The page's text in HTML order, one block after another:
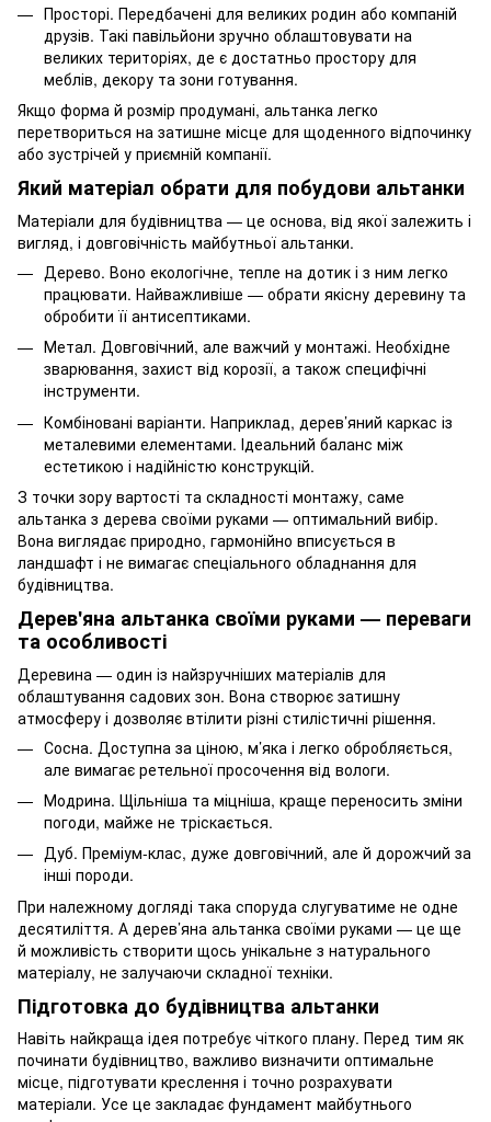
Просторі. Передбачені для великих родин або компаній
друзів. Такі павільйони зручно облаштовувати на
великих територіях, де є достатньо простору для
меблів, декору та зони готування.
Якщо форма й розмір продумані, альтанка легко
перетвориться на затишне місце для щоденного відпочинку
або зустрічей у приємній компанії.
Який матеріал обрати для побудови альтанки
Матеріали для будівництва — це основа, від якої залежить і
вигляд, і довговічність майбутньої альтанки.
Дерево. Воно екологічне, тепле на дотик і з ним легко
працювати. Найважливіше — обрати якісну деревину та
обробити її антисептиками.
Метал. Довговічний, але важчий у монтажі. Необхідне
зварювання, захист від корозії, а також специфічні
інструменти.
Комбіновані варіанти. Наприклад, дерев’яний каркас із
металевими елементами. Ідеальний баланс між
естетикою і надійністю конструкцій.
З точки зору вартості та складності монтажу, саме
альтанка з дерева своїми руками — оптимальний вибір.
Вона виглядає природно, гармонійно вписується в
ландшафт і не вимагає спеціального обладнання для
будівництва.
Дерев'яна альтанка своїми руками — переваги
та особливості
Деревина — один із найзручніших матеріалів для
облаштування садових зон. Вона створює затишну
атмосферу і дозволяє втілити різні стилістичні рішення.
Сосна. Доступна за ціною, м’яка і легко обробляється,
але вимагає ретельної просочення від вологи.
Модрина. Щільніша та міцніша, краще переносить зміни
погоди, майже не тріскається.
Дуб. Преміум-клас, дуже довговічний, але й дорожчий за
інші породи.
При належному догляді така споруда слугуватиме не одне
десятиліття. А дерев’яна альтанка своїми руками — це ще
й можливість створити щось унікальне з натурального
матеріалу, не залучаючи складної техніки.
Підготовка до будівництва альтанки
Навіть найкраща ідея потребує чіткого плану. Перед тим як
починати будівництво, важливо визначити оптимальне
місце, підготувати креслення і точно розрахувати
матеріали. Усе це закладає фундамент майбутнього